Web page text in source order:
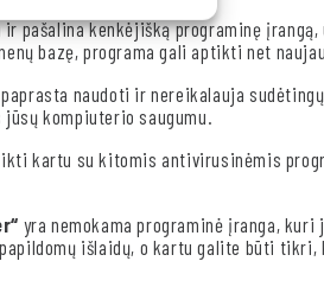
pašalina kenkėjišką programinę
bazę, programa gali aptikti net
naudoti ir nereikalauja
kompiuterio saugumu.
kartu su kitomis antivirusinėmis
yra nemokama programinė įranga,
išlaidų, o kartu galite būti